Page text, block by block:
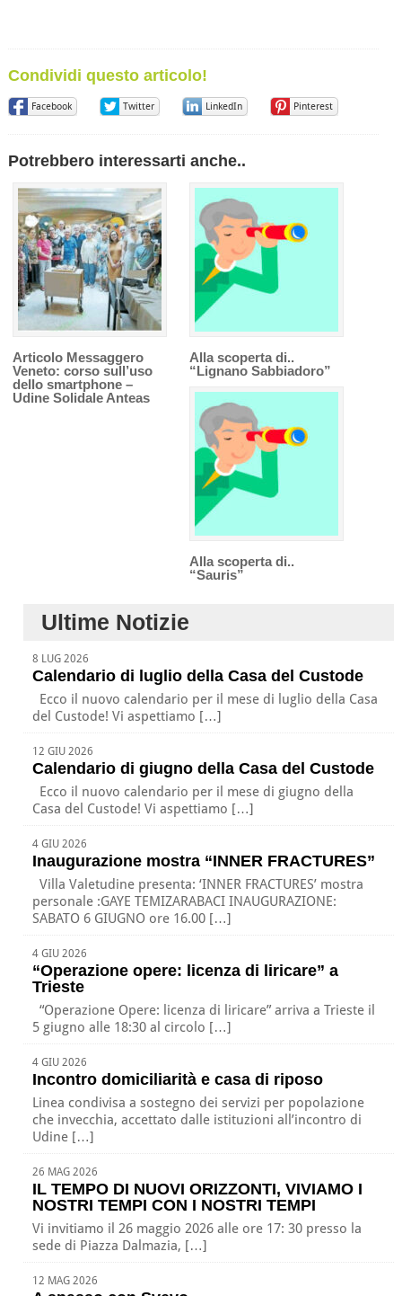
Condividi questo articolo!
Facebook Twitter LinkedIn Pinterest
Potrebbero interessarti anche..
Articolo Messaggero
Veneto: corso sull’uso
dello smartphone –
Udine Solidale Anteas
Alla scoperta di..
“Lignano Sabbiadoro”
Alla scoperta di..
“Sauris”
Ultime Notizie
8 LUG 2026
Calendario di luglio della Casa del Custode
Ecco il nuovo calendario per il mese di luglio della Casa
del Custode! Vi aspettiamo […]
12 GIU 2026
Calendario di giugno della Casa del Custode
Ecco il nuovo calendario per il mese di giugno della
Casa del Custode! Vi aspettiamo […]
4 GIU 2026
Inaugurazione mostra “INNER FRACTURES”
Villa Valetudine presenta: ‘INNER FRACTURES’ mostra
personale :GAYE TEMIZARABACI INAUGURAZIONE:
SABATO 6 GIUGNO ore 16.00 […]
4 GIU 2026
“Operazione opere: licenza di liricare” a
Trieste
“Operazione Opere: licenza di liricare” arriva a Trieste il
5 giugno alle 18:30 al circolo […]
4 GIU 2026
Incontro domiciliarità e casa di riposo
Linea condivisa a sostegno dei servizi per popolazione
che invecchia, accettato dalle istituzioni all’incontro di
Udine […]
26 MAG 2026
IL TEMPO DI NUOVI ORIZZONTI, VIVIAMO I
NOSTRI TEMPI CON I NOSTRI TEMPI
Vi invitiamo il 26 maggio 2026 alle ore 17: 30 presso la
sede di Piazza Dalmazia, […]
12 MAG 2026